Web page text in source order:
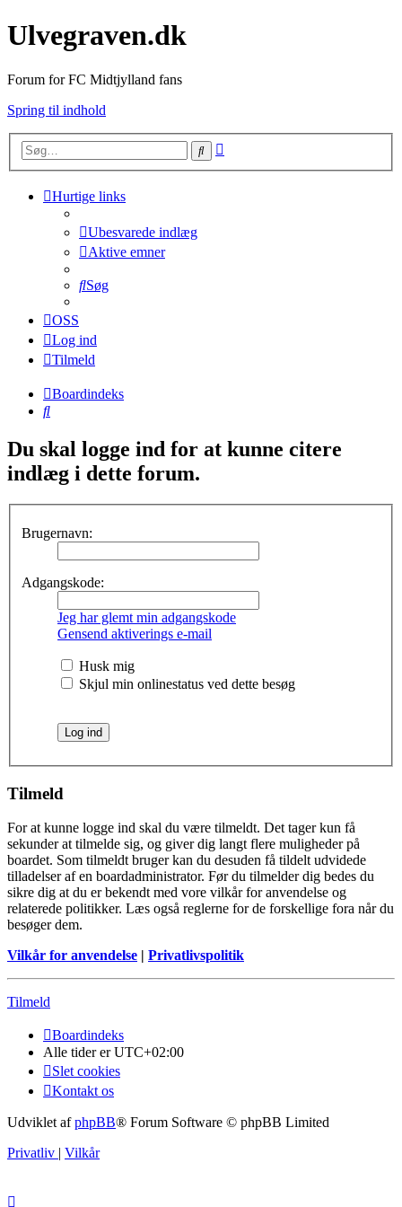
Ulvegraven.dk
Forum for FC Midtjylland fans
Spring til indhold
Søg
Hurtige links
Ubesvarede indlæg
Aktive emner
Søg
OSS
Log ind
Tilmeld
Boardindeks
Søg
Du skal logge ind for at kunne citere
indlæg i dette forum.
Brugernavn:
Adgangskode:
Jeg har glemt min adgangskode
Gensend aktiverings e-mail
Husk mig
Skjul min onlinestatus ved dette besøg
Tilmeld
For at kunne logge ind skal du være tilmeldt. Det tager kun få
sekunder at tilmelde sig, og giver dig langt flere muligheder på
boardet. Som tilmeldt bruger kan du desuden få tildelt udvidede
tilladelser af en boardadministrator. Før du tilmelder dig bedes du
sikre dig at du er bekendt med vore vilkår for anvendelse og
relaterede politikker. Læs også reglerne for de forskellige fora når du
besøger dem.
Vilkår for anvendelse | Privatlivspolitik
Tilmeld
Boardindeks
Alle tider erUTC+02:00
Slet cookies
Kontakt os
Udviklet afphpBB® Forum Software © phpBB Limited
Privatliv | Vilkår